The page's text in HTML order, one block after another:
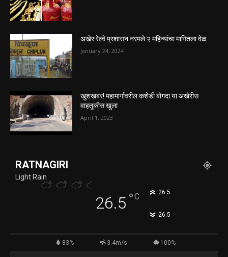
अखेर रेल्वे प्रशासन नरमले २ महिन्यांचा मागितला वेळ
January 24, 2024
खुशखबर! महामार्गावरील कशेडी बोगदा या अखेरीस
वाहतूकीस खुला
April 1, 2023
RATNAGIRI
Light Rain
26.5 °C 26.5
26.5
83% 3.4m/s 100%